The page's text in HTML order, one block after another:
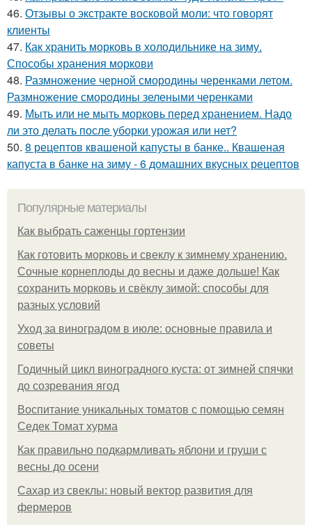
46. Отзывы о экстракте восковой моли: что говорят
клиенты
47. Как хранить морковь в холодильнике на зиму.
Способы хранения моркови
48. Размножение черной смородины черенками летом.
Размножение смородины зелеными черенками
49. Мыть или не мыть морковь перед хранением. Надо
ли это делать после уборки урожая или нет?
50. 8 рецептов квашеной капусты в банке.. Квашеная
капуста в банке на зиму - 6 домашних вкусных рецептов
Популярные материалы
Как выбрать саженцы гортензии
Как готовить морковь и свеклу к зимнему хранению.
Сочные корнеплоды до весны и даже дольше! Как
сохранить морковь и свёклу зимой: способы для
разных условий
Уход за виноградом в июле: основные правила и
советы
Годичный цикл виноградного куста: от зимней спячки
до созревания ягод
Воспитание уникальных томатов с помощью семян
Седек Томат хурма
Как правильно подкармливать яблони и груши с
весны до осени
Сахар из свеклы: новый вектор развития для
фермеров